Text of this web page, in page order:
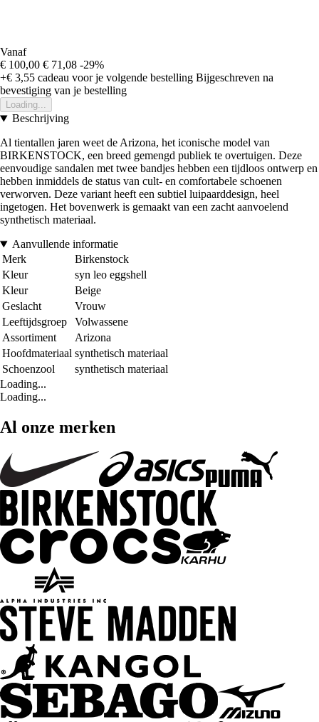
Vanaf
€ 100,00 € 71,08 -29%
+€ 3,55 cadeau voor je volgende bestelling Bijgeschreven na
bevestiging van je bestelling
Loading...
Beschrijving
Al tientallen jaren weet de Arizona, het iconische model van
BIRKENSTOCK, een breed gemengd publiek te overtuigen. Deze
eenvoudige sandalen met twee bandjes hebben een tijdloos ontwerp en
hebben inmiddels de status van cult- en comfortabele schoenen
verworven. Deze variant heeft een subtiel luipaarddesign, heel
ingetogen. Het bovenwerk is gemaakt van een zacht aanvoelend
synthetisch materiaal.
Aanvullende informatie
Merk
Birkenstock
Kleur
syn leo eggshell
Kleur
Beige
Geslacht
Vrouw
Leeftijdsgroep
Volwassene
Assortiment
Arizona
Hoofdmateriaal synthetisch materiaal
Schoenzool
synthetisch materiaal
Loading...
Loading...
Al onze merken